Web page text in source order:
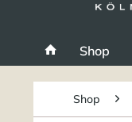
Shop
Shop